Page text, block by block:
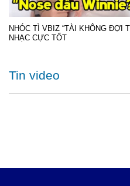
NHÓC TÌ VBIZ “TÀI KHÔNG ĐỢI
NHẠC CỰC TỐT
Tin video